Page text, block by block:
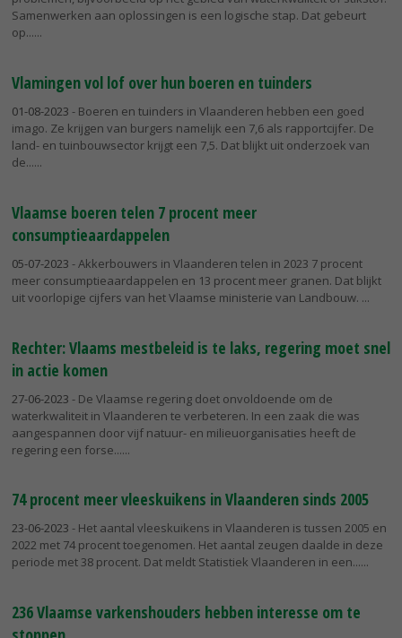
Samenwerken aan oplossingen is een logische stap. Dat gebeurt
op...
Vlamingen vol lof over hun boeren en tuinders
01-08-2023 - Boeren en tuinders in Vlaanderen hebben een goed
imago. Ze krijgen van burgers namelijk een 7,6 als rapportcijfer. De
land- en tuinbouwsector krijgt een 7,5. Dat blijkt uit onderzoek van
de...
Vlaamse boeren telen 7 procent meer
consumptieaardappelen
05-07-2023 - Akkerbouwers in Vlaanderen telen in 2023 7 procent
meer consumptieaardappelen en 13 procent meer granen. Dat blijkt
uit voorlopige cijfers van het Vlaamse ministerie van Landbouw.
Rechter: Vlaams mestbeleid is te laks, regering moet snel
in actie komen
27-06-2023 - De Vlaamse regering doet onvoldoende om de
waterkwaliteit in Vlaanderen te verbeteren. In een zaak die was
aangespannen door vijf natuur- en milieuorganisaties heeft de
regering een forse...
74 procent meer vleeskuikens in Vlaanderen sinds 2005
23-06-2023 - Het aantal vleeskuikens in Vlaanderen is tussen 2005 en
2022 met 74 procent toegenomen. Het aantal zeugen daalde in deze
periode met 38 procent. Dat meldt Statistiek Vlaanderen in een...
236 Vlaamse varkenshouders hebben interesse om te